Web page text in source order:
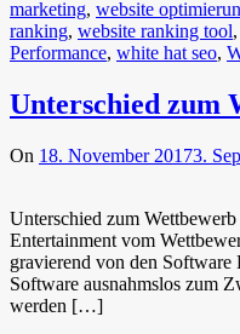
marketing, website
ranking, website ranking tool,
Performance, white hat seo,
Unterschied zum
On 18. November 20173.
Unterschied zum
Entertainment vom
gravierend von den Software
Software ausnahmslos zum
werden […]